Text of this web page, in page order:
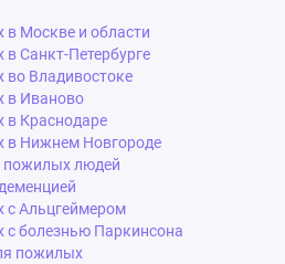
Москве и области
Санкт-Петербурге
Владивостоке
в Иваново
Краснодаре
в Нижнем Новгороде
пожилых людей
Альцгеймером
болезнью Паркинсона
пожилых